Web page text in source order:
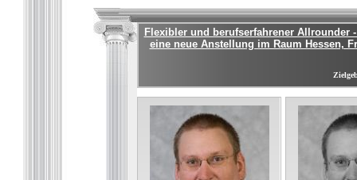
Flexibler und berufserfahrener Allrounder
eine neue Anstellung im Raum Hessen,